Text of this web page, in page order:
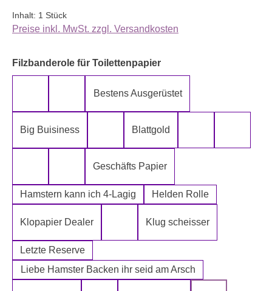
Inhalt: 1 Stück
Preise inkl. MwSt. zzgl. Versandkosten
Filzbanderole für Toilettenpapierauswählen
5-Lagig ich kann´s mir leisten
Alter spielt keine Rolle
Bestens Ausgerüstet
Big Buisiness
Bitte bleiben sie während der
Blattgold
Fugen Reiniger
Fürn Arsch
Geschäfts Papier
Hamstern kann ich 4-Lagig Helden Rolle
Klopapier Dealer
Klopapier Mafia
Klug scheisser
Letzte Reserve
Liebe Hamster Backen ihr seid am Arsch